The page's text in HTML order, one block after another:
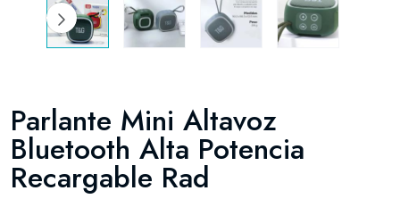
Parlante Mini Altavoz
Bluetooth Alta Potencia
Recargable Rad